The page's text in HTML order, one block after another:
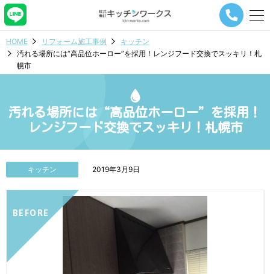
メ
ー
ビ
シ
ョ
タ
HOME リフォーム施工事例
キッチン
汚れる場所には“高品位ホーロー”を採用！レンジフード交換でスッキリ！札
幌市
汚れる場所には“高品位ホーロー”を採用！
レンジフード交換でスッキリ！札幌市
キッチン 2019年3月9日
BEFORE